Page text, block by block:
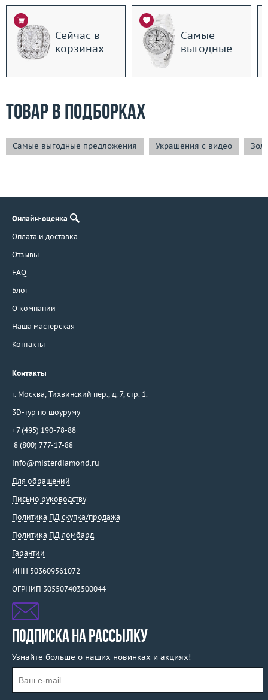
Сейчас в
корзинах
Самые
выгодные
Товар в подборках
Самые выгодные предложения Украшения с видео
Онлайн-оценка
Оплата и доставка
Отзывы
FAQ
Блог
О компании
Наша мастерская
Контакты
Контакты
г. Москва, Тихвинский пер., д. 7, стр. 1.
3D-тур по шоуруму
+7 (495) 190-78-88
8 (800) 777-17-88
info@misterdiamond.ru
Для обращений
Письмо руководству
Политика ПД скупка/продажа
Политика ПД ломбард
Гарантии
ИНН 503609561072
ОГРНИП 305507403500044
ПОДПИСКА НА РАССЫЛКУ
Узнайте больше о наших новинках и акциях!